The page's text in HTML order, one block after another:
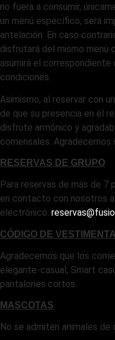
no fuera a consumir,
un menú específico, será
antelación. En caso
disfrutará del mismo menú
asumirá el correspondiente
condiciones.
Asimismo, al reservar con
de que su presencia en el
disfrute armónico y
comensales. Agradecemos
RESERVAS DE GRUPO
Para reservas de más de 7
en contacto con nosotros
electrónico:
CÓDIGO DE VESTIMENTA
Agradecemos que los
elegante-casual, Smart
pantalones cortos.
MASCOTAS
No se admiten animales de